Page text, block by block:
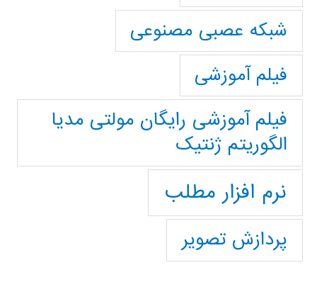
شبکه عصبی مصنوعی
فیلم آموزشی
فیلم آموزشی رایگان مولتی مدیا
الگوریتم ژنتیک
نرم افزار مطلب
پردازش تصویر